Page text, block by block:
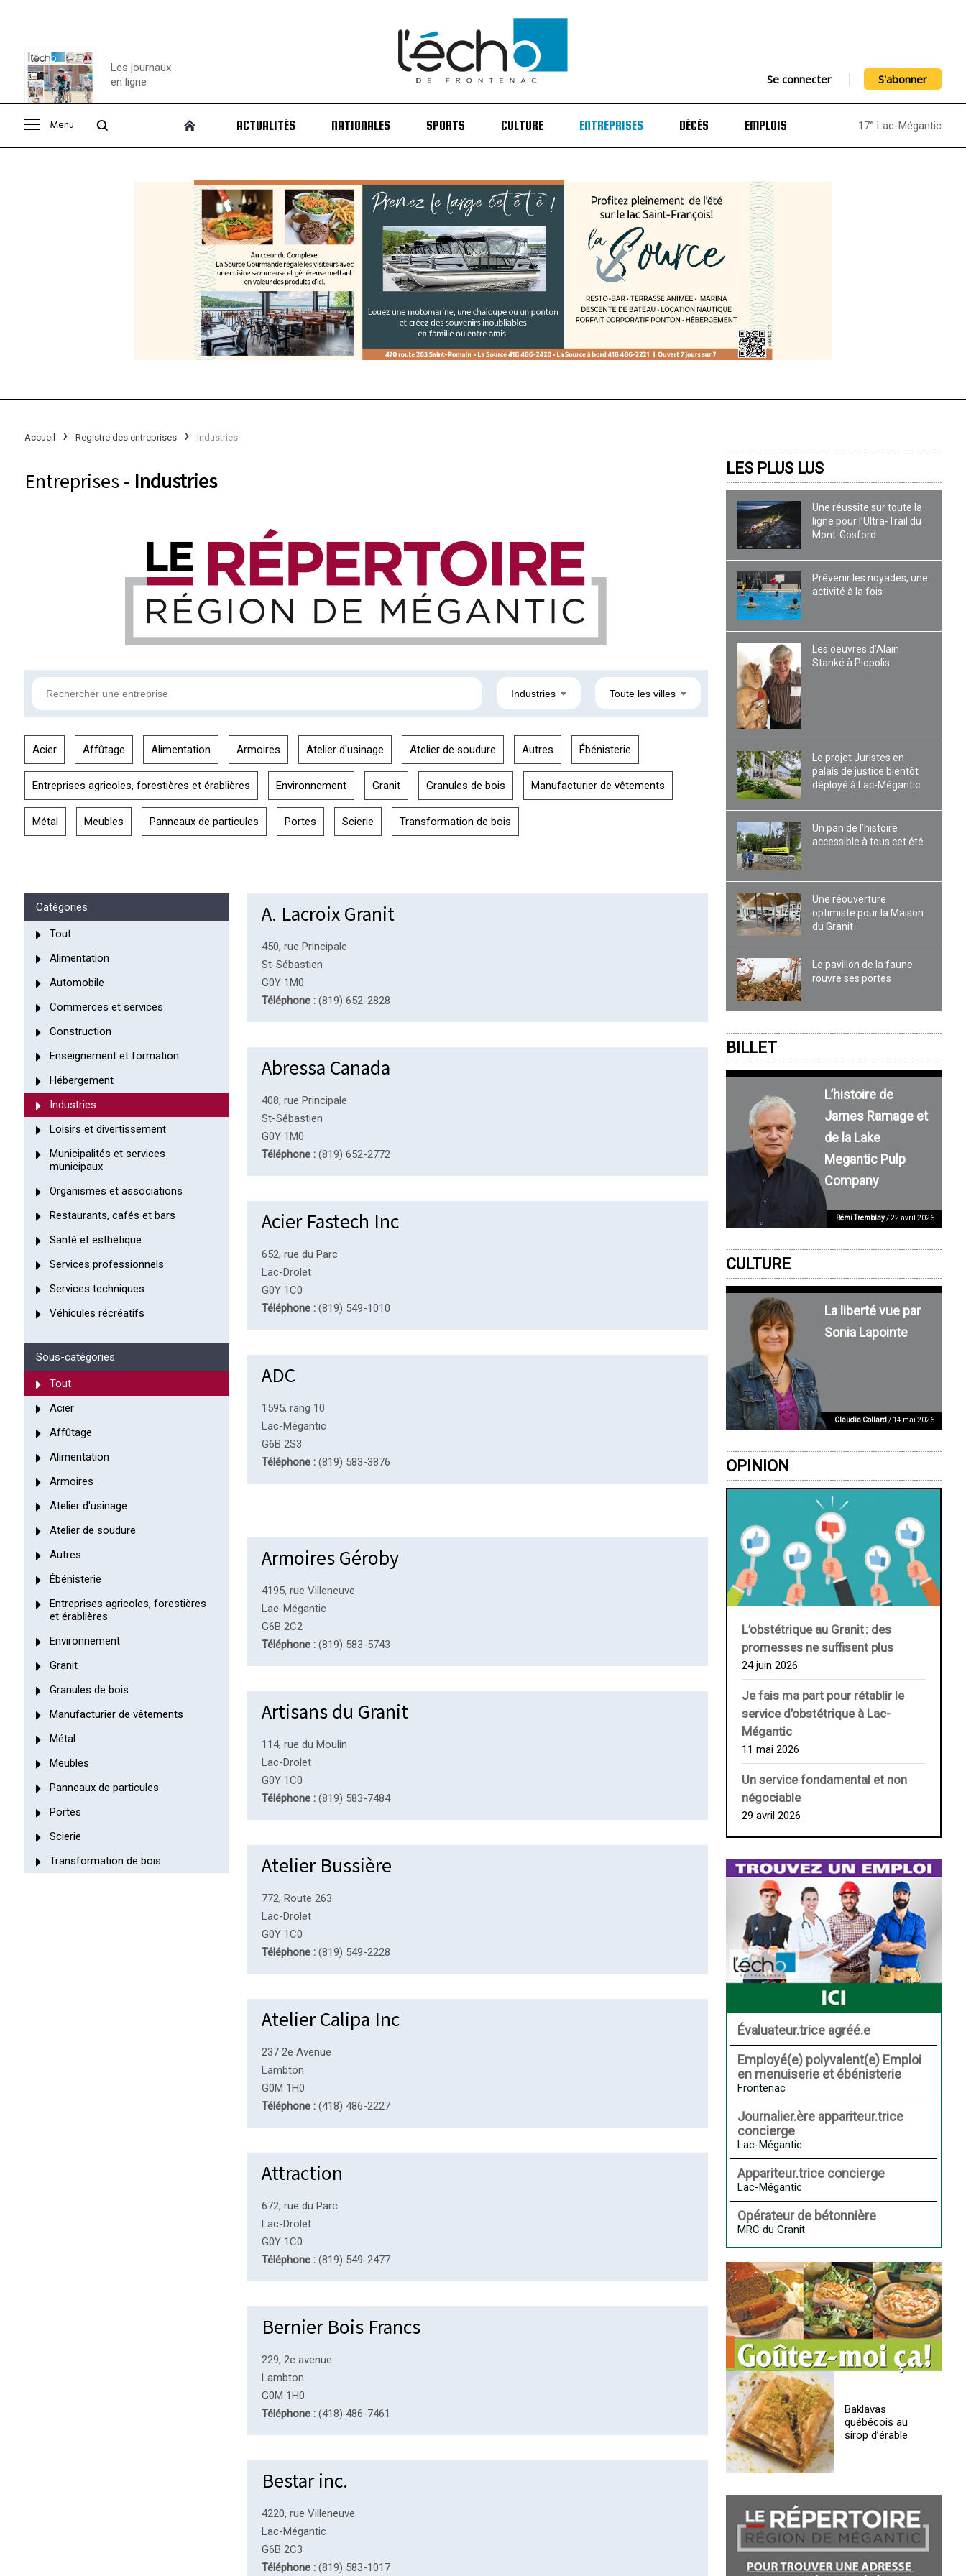
Consulter le
Les journaux
en ligne
Se connecter S'abonner
Menu ACTUALITÉS NATIONALES SPORTS CULTURE ENTREPRISES DÉCÈS EMPLOIS 17° Lac-Mégantic
Accueil Registre des entreprises Industries
Entreprises - Industries
Industries Toute les villes
Acier Affûtage Alimentation Armoires Atelier d'usinage Atelier de soudure Autres Ébénisterie
Entreprises agricoles, forestières et érablières Environnement Granit Granules de bois Manufacturier de vêtements
Métal Meubles Panneaux de particules Portes Scierie Transformation de bois
Catégories
Tout
Alimentation
Automobile
Commerces et services
Construction
Enseignement et formation
Hébergement
Industries
Loisirs et divertissement
Municipalités et services
municipaux
Organismes et associations
Restaurants, cafés et bars
Santé et esthétique
Services professionnels
Services techniques
Véhicules récréatifs
Sous-catégories
Tout
Acier
Affûtage
Alimentation
Armoires
Atelier d'usinage
Atelier de soudure
Autres
Ébénisterie
Entreprises agricoles, forestières
et érablières
Environnement
Granit
Granules de bois
Manufacturier de vêtements
Métal
Meubles
Panneaux de particules
Portes
Scierie
Transformation de bois
A. Lacroix Granit
450, rue Principale
St-Sébastien
G0Y 1M0
Téléphone : (819) 652-2828
Abressa Canada
408, rue Principale
St-Sébastien
G0Y 1M0
Téléphone : (819) 652-2772
Acier Fastech Inc
652, rue du Parc
Lac-Drolet
G0Y 1C0
Téléphone : (819) 549-1010
ADC
1595, rang 10
Lac-Mégantic
G6B 2S3
Téléphone : (819) 583-3876
Armoires Géroby
4195, rue Villeneuve
Lac-Mégantic
G6B 2C2
Téléphone : (819) 583-5743
Artisans du Granit
114, rue du Moulin
Lac-Drolet
G0Y 1C0
Téléphone : (819) 583-7484
Atelier Bussière
772, Route 263
Lac-Drolet
G0Y 1C0
Téléphone : (819) 549-2228
Atelier Calipa Inc
237 2e Avenue
Lambton
G0M 1H0
Téléphone : (418) 486-2227
Attraction
672, rue du Parc
Lac-Drolet
G0Y 1C0
Téléphone : (819) 549-2477
Bernier Bois Francs
229, 2e avenue
Lambton
G0M 1H0
Téléphone : (418) 486-7461
Bestar inc.
4220, rue Villeneuve
Lac-Mégantic
G6B 2C3
Téléphone : (819) 583-1017
LES PLUS LUS
Une réussite sur toute la
ligne pour l’Ultra-Trail du
Mont-Gosford
Prévenir les noyades, une
activité à la fois
Les oeuvres d’Alain
Stanké à Piopolis
Le projet Juristes en
palais de justice bientôt
déployé à Lac-Mégantic
Un pan de l’histoire
accessible à tous cet été
Une réouverture
optimiste pour la Maison
du Granit
Le pavillon de la faune
rouvre ses portes
BILLET
L’histoire de
James Ramage et
de la Lake
Megantic Pulp
Company
Rémi Tremblay/ 22 avril 2026
CULTURE
La liberté vue par
Sonia Lapointe
Claudia Collard/ 14 mai 2026
OPINION
L’obstétrique au ­Granit : des
promesses ne suffisent plus
24 juin 2026
Je fais ma part pour rétablir le
service d’obstétrique à Lac-
Mégantic
11 mai 2026
Un service fondamental et non
négociable
29 avril 2026
Évaluateur.trice agréé.e
Employé(e) polyvalent(e) Emploi
en menuiserie et ébénisterie
Frontenac
Journalier.ère appariteur.trice
concierge
Lac-Mégantic
Appariteur.trice concierge
Lac-Mégantic
Opérateur de bétonnière
MRC du Granit
Baklavas
québécois au
sirop d’érable